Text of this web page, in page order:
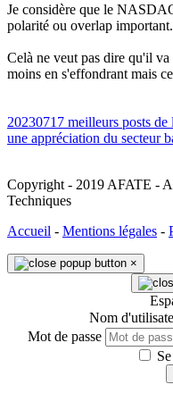
Je considère que le
polarité ou overlap important.
Celà ne veut pas dire qu'il
moins en s'effondrant mais
20230717 meilleurs posts de
une appréciation du secteur
Copyright - 2019 AFATE -
Techniques
Accueil - Mentions légales -
×
Nom
Mot de passe